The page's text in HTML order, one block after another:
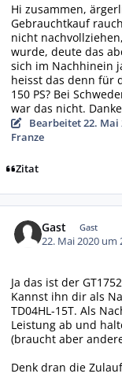
Hi zusammen,
Gebrauchtkauf
nicht
wurde, deute das
sich im Nachhinein
heisst das denn für
150 PS? Bei
war das nicht.
Bearbeitet22. Mai
Franze
Zitat
Gast Gast
22. Mai 2020 um
Ja das ist der
Kannst ihn dir als
TD04HL-15T. Als
Leistung ab und
(braucht aber
Denk dran die